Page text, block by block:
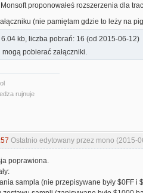
proponowałeś rozszerzenia dla
(nie pamiętam gdzie to leży na
6.04 kb, liczba pobrań: 16 (od 2015-06-12)
pobierać załączniki.
rujnuje
Ostatnio edytowany przez mono (2015-
poprawiona.
sampla (nie przepisywane były $0FF i